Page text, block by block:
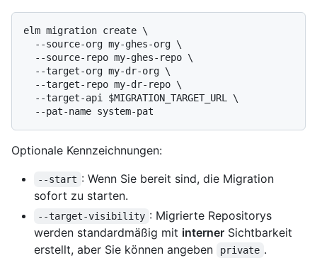
elm migration create \
Optionale Kennzeichnungen:
--start : Wenn Sie bereit sind, die Migration
sofort zu starten.
--target-visibility : Migrierte Repositorys
werden standardmäßig mit interner Sichtbarkeit
erstellt, aber Sie können angeben
private .